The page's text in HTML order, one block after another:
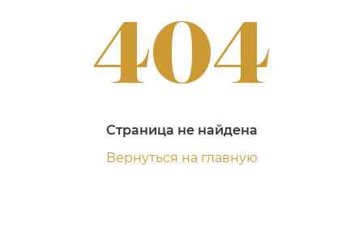
404
Страница не найдена
Вернуться на главную